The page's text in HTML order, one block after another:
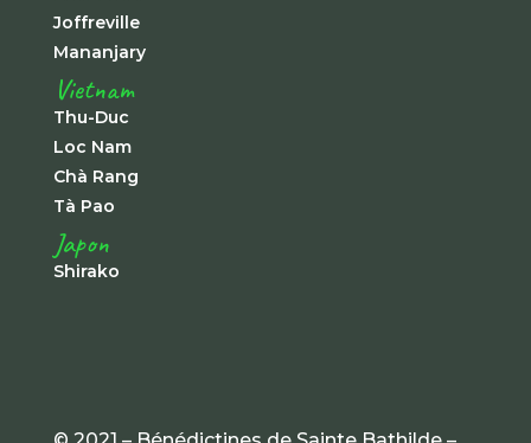
Joffreville
Mananjary
Vietnam
Thu-Duc
Loc Nam
Chà Rang
Tà Pao
Japon
Shirako